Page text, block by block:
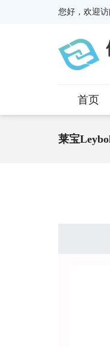
您好，欢迎
首页
莱宝